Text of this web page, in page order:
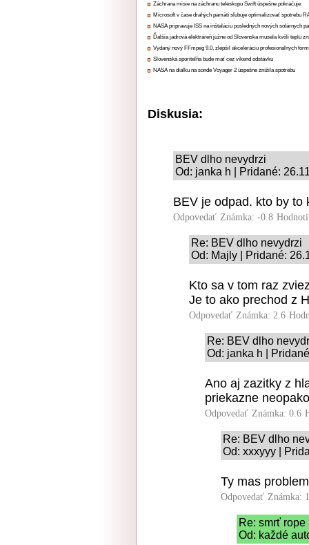
Záchrana misie na záchranu teleskopu Swift úspešne pokračuje
Microsoft v čase drahých pamätí sľubuje optimalizovať spotrebu
NASA pripravuje ISS na inštaláciu posledných nových solárnych
Ďalšia jadrová elektráreň južne od Slovenska musela kvôli teplu
Vydaný nový FFmpeg 9.0, zlepšil akceleráciu profesionálnych
Slovenská sporiteľňa bude mať cez víkend odstávku
NASA na diaľku na sonde Voyager 2 úspešne znížila spotrebu
Diskusia:
BEV dlho nevydrzi
Od: janka h | Pridané:
BEV je odpad. kto by to
Odpovedať Známka: -0.8
Re: BEV dlho nevydrzi
Od: Majly | Pridané:
Kto sa v tom raz
Je to ako prechod z
Odpovedať Známka: 2.6
Re: BEV dlho
Od: janka h |
Ano aj zazitky z
priekazne
Odpovedať Známka: 0.6
Re: BEV dlho
Od: xxxyyy |
Ty mas
Odpovedať Známka:
Re: smrť rope
Od: každé